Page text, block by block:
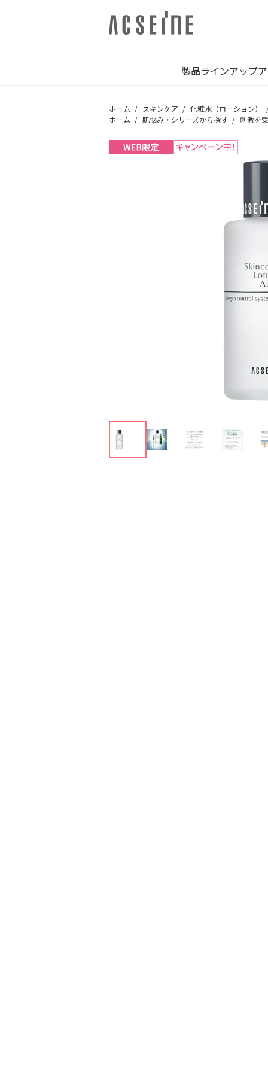
製品ラインアップ
ホーム スキンケア
化粧水（ローション）
ホーム
肌悩み・シリーズから探す 刺激を